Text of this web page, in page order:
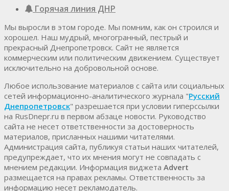
Горячая линия ДНР
Мы выросли в этом городе. Мы помним, как он строился и
хорошел. Наш мудрый, многогранный, пестрый и
прекрасный Днепропетровск. Cайт не является
коммерческим или политическим движением. Существует
исключительно на добровольной основе.
Любое использование материалов c сайта или социальных
сетей информационно-аналитического журнала "Русский
Днепропетровск" разрешается при условии гиперссылки
на RusDnepr.ru в первом абзаце новости. Руководство
сайта не несет ответственности за достоверность
материалов, присланных нашими читателями.
Администрация сайта, публикуя статьи наших читателей,
предупреждает, что их мнения могут не совпадать с
мнением редакции. Информация виджета Advert
размещается на правах рекламы. Ответственность за
информацию несет рекламодатель.